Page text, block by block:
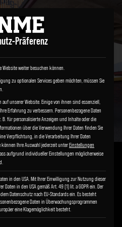
Ducato
Präferenz
Website weiter besuchen können.
zu optionalen Services geben möchten, müssen Sie
auf unserer Website. Einige von ihnen sind essenziell,
Erfahrung zu verbessern.Personenbezogene Daten
für personalisierte Anzeigen und Inhalte oder die
über die Verwendung Ihrer Daten finden Sie
Verpflichtung, in die Verarbeitung Ihrer Daten
können Ihre Auswahl jederzeit unterEinstellungen
aufgrund individueller Einstellungen möglicherweise
in den USA. Mit Ihrer Einwilligung zur Nutzung dieser
Daten in den USA gemäß Art. 49 (1) lit. a GDPR ein. Der
Datenschutz nach EU-Standards ein. Es besteht
Daten in Überwachungsprogrammen
eine Klagemöglichkeit besteht.